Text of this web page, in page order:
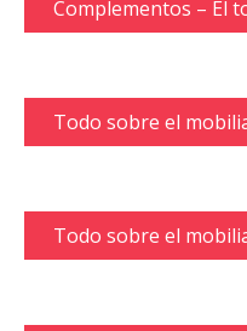
Complementos – El
Todo sobre el
Todo sobre el